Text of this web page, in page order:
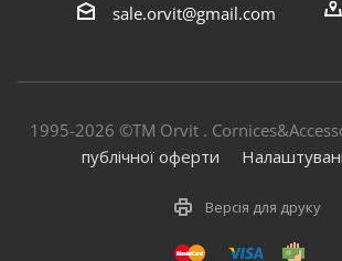
sale.orvit@gmail.com
1995-2026 ©TM Orvit .
публічної оферти
Версія для друку